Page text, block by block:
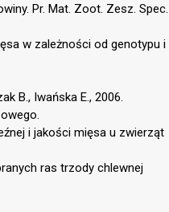
Pr. Mat. Zoot. Zesz. Spec.
w zależności od genotypu i
B., Iwańska E., 2006.
i jakości mięsa u zwierząt
ras trzody chlewnej